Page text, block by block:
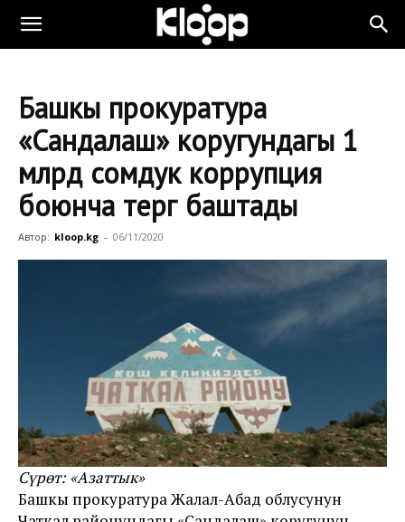
Башкы прокуратура
«Сандалаш» коругундагы 1
млрд сомдук коррупция
боюнча тергөө баштады
Автор: kloop.kg - 06/11/2020
Сүрөт: «Азаттык»
Башкы прокуратура Жалал-Абад облусунун